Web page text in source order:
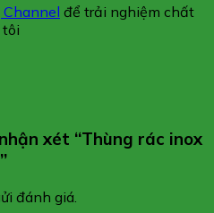
để trải nghiệm chất
tôi
xét “Thùng rác inox
đánh giá.